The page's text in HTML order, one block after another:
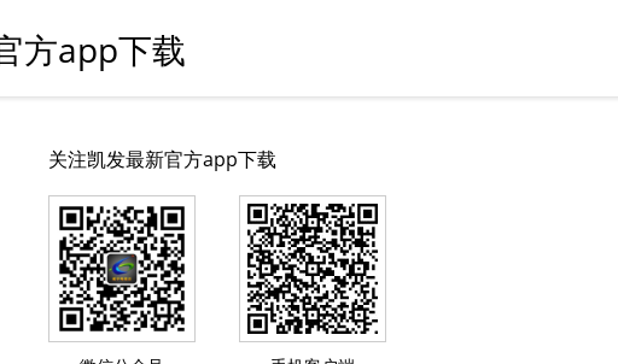
方app下载
关注凯发最新官方app下载